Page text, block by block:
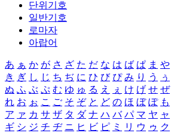
단위기호
일반기호
로마자
아랍어
あ ぁ か が さ ざ た だ な は ば ぱ ま や
き ぎ し じ ち ぢ に ひ び ぴ み り う ぅ
ぬ ふ ぶ ぷ む ゆ ゅ る え ぇ け げ せ ぜ
れ お ぉ こ ご そ ぞ と ど の ほ ぼ ぽ も
ア ァ カ サ ザ タ ダ ナ ハ バ パ マ ヤ ャ
ギ シ ジ チ ヂ ニ ヒ ビ ピ ミ リ ウ ゥ ク